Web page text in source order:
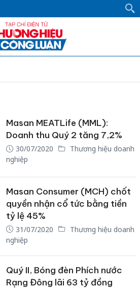
Masan MEATLife (MML):
Doanh thu Quý 2 tăng 7,2%
30/07/2020
Thương hiệu doanh
nghiệp
Masan Consumer (MCH) chốt
quyền nhận cổ tức bằng tiền
tỷ lệ 45%
31/07/2020
Thương hiệu doanh
nghiệp
Quý II, Bóng đèn Phích nước
Rạng Đông lãi 63 tỷ đồng